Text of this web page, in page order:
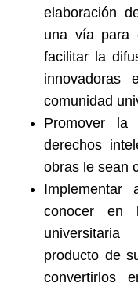
elaboración
una vía para
facilitar la
comunidad
Promover la
derechos
obras le sean
Implementar
conocer en
producto de
convertirlos